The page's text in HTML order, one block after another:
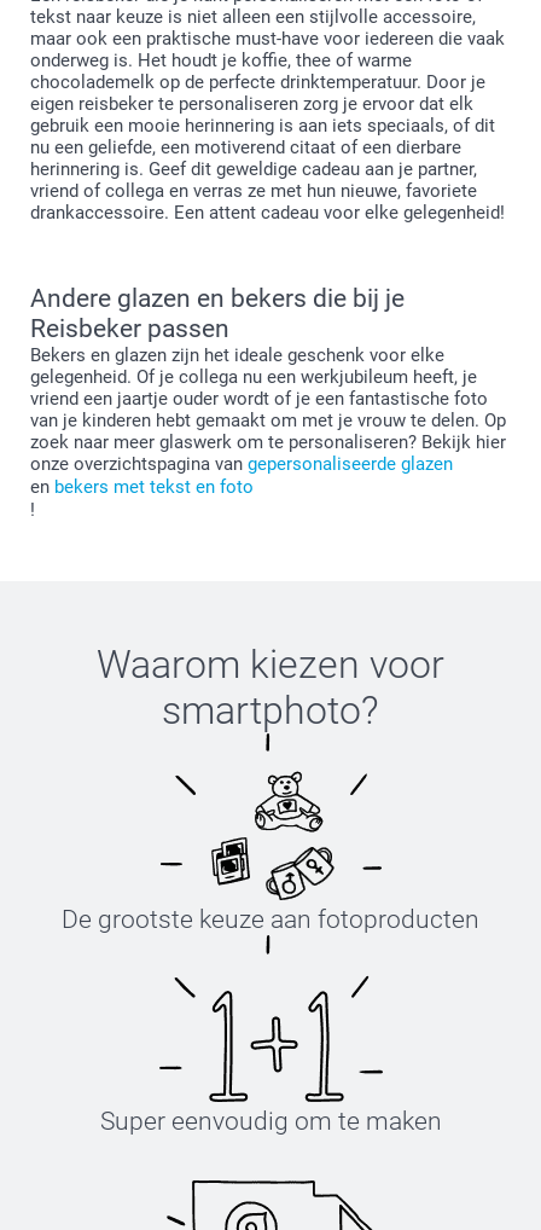
tekst naar keuze is niet alleen een stijlvolle accessoire,
maar ook een praktische must-have voor iedereen die vaak
onderweg is. Het houdt je koffie, thee of warme
chocolademelk op de perfecte drinktemperatuur. Door je
eigen reisbeker te personaliseren zorg je ervoor dat elk
gebruik een mooie herinnering is aan iets speciaals, of dit
nu een geliefde, een motiverend citaat of een dierbare
herinnering is. Geef dit geweldige cadeau aan je partner,
vriend of collega en verras ze met hun nieuwe, favoriete
drankaccessoire. Een attent cadeau voor elke gelegenheid!
Andere glazen en bekers die bij je
Reisbeker passen
Bekers en glazen zijn het ideale geschenk voor elke
gelegenheid. Of je collega nu een werkjubileum heeft, je
vriend een jaartje ouder wordt of je een fantastische foto
van je kinderen hebt gemaakt om met je vrouw te delen. Op
zoek naar meer glaswerk om te personaliseren? Bekijk hier
onze overzichtspagina van gepersonaliseerde glazen
en bekers met tekst en foto
!
Waarom kiezen voor
smartphoto?
De grootste keuze aan fotoproducten
Super eenvoudig om te maken